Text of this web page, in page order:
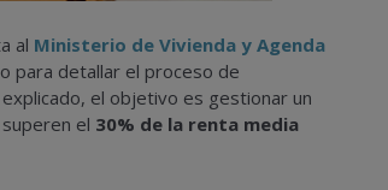
al Ministerio de Vivienda y Agenda
para detallar el proceso de
explicado, el objetivo es gestionar un
el 30% de la renta media